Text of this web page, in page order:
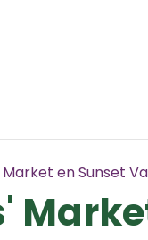
Market en Sunset